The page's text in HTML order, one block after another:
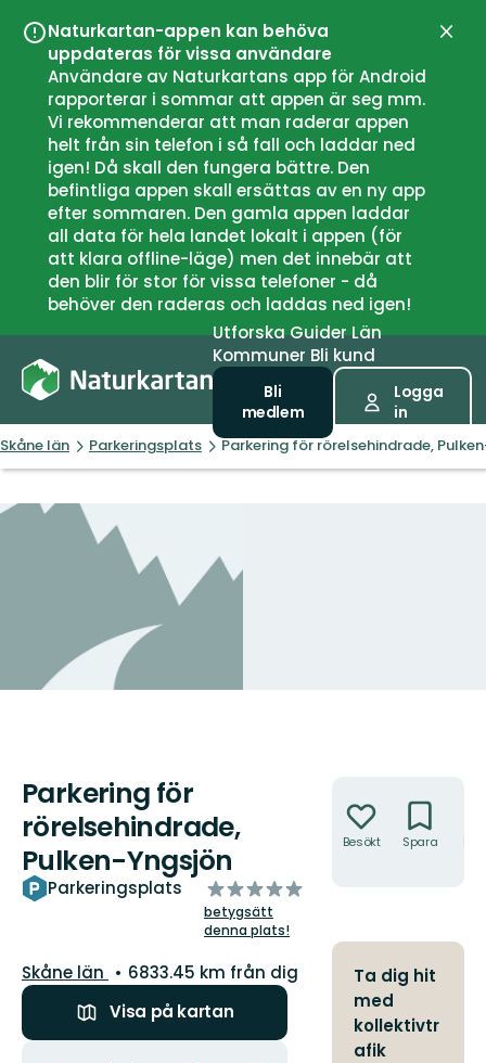
Naturkartan-appen kan behöva
uppdateras för vissa användare
Användare av Naturkartans app för Android
rapporterar i sommar att appen är seg mm.
Vi rekommenderar att man raderar appen
helt från sin telefon i så fall och laddar ned
igen! Då skall den fungera bättre. Den
befintliga appen skall ersättas av en ny app
efter sommaren. Den gamla appen laddar
all data för hela landet lokalt i appen (för
att klara offline-läge) men det innebär att
den blir för stor för vissa telefoner - då
behöver den raderas och laddas ned igen!
UtforskaGuiderLän
Kommuner Bli kund
Bli
medlem
Logga
in
Skåne län Parkeringsplats Parkering för rörelsehindrade,
Parkering för
rörelsehindrade,
Pulken-Yngsjön
Parkeringsplats
av
5
stjärnor
betygsätt
denna plats!
Län:
Skåne län
6833.45 km från dig
Visa på kartan
Besökt Spara
Ta dig hit
med
kollektivtr
afik